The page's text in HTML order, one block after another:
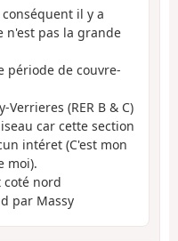
il y a
n'est pas la grande
période de couvre-
(RER B & C)
car cette section
intéret (C'est mon
moi).
coté nord
par Massy